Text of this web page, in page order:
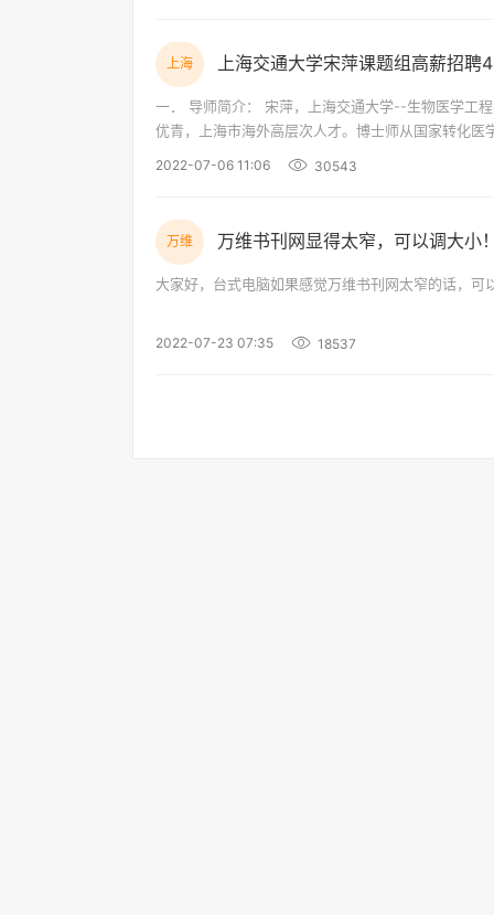
上海 上海交通大学宋萍课题组高薪招聘
一． 导师简介： 宋萍，上海交通大学--生物医学工程学院--长聘教轨副教授，博士生导师，核酸生物医学工程研究室课题组长。国家海外
优青，上海市海外高层次人才。博士师从国家转化
2022-07-06 11:06 30543
万维 万维书刊网显得太窄，可以调大小
大家好，台式电脑如果感觉万维书刊网太窄的话，
2022-07-23 07:35 18537